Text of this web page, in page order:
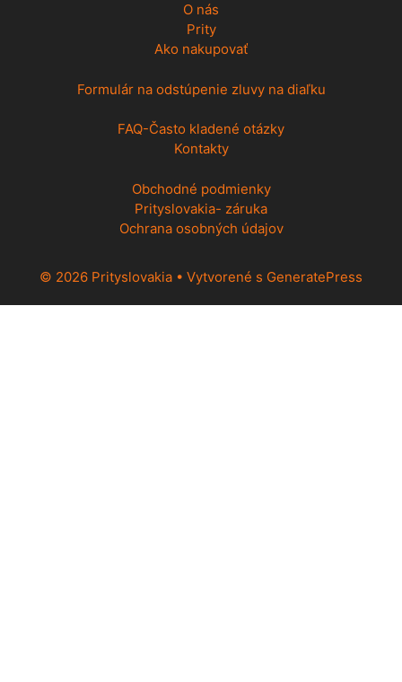
O nás
Prity
Ako nakupovať
Formulár na odstúpenie zluvy na diaľku
FAQ-Často kladené otázky
Kontakty
Obchodné podmienky
Prityslovakia- záruka
Ochrana osobných údajov
© 2026 Prityslovakia • Vytvorené s GeneratePress